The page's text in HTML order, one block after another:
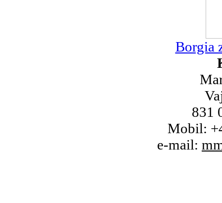
Borgia
831
Mobil:
e-mail: